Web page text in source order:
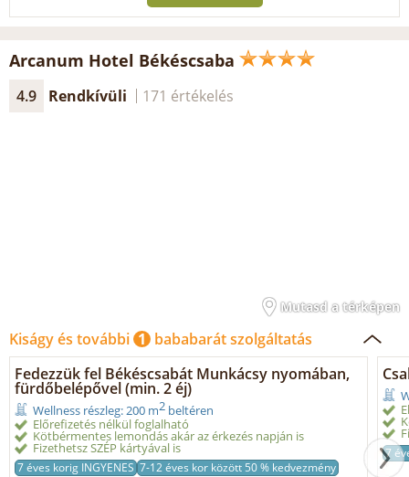
Arcanum Hotel Békéscsaba
4.9 Rendkívüli 171 értékelés
Mutasd a térképen
Kiságy és további 1 bababarát szolgáltatás
Fedezzük fel Békéscsabát Munkácsy nyomában,
fürdőbelépővel (min. 2 éj)
Wellness részleg: 200 m2 beltéren
Előrefizetés nélkül foglalható
Kötbérmentes lemondás akár az érkezés napján is
Fizethetsz SZÉP kártyával is
7 éves korig INGYENES 7-12 éves kor között 50 % kedvezmény
7